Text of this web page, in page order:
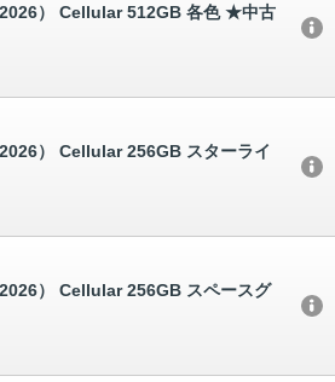
） Cellular 512GB 各色 ★中古
） Cellular 256GB スターライ
） Cellular 256GB スペースグ